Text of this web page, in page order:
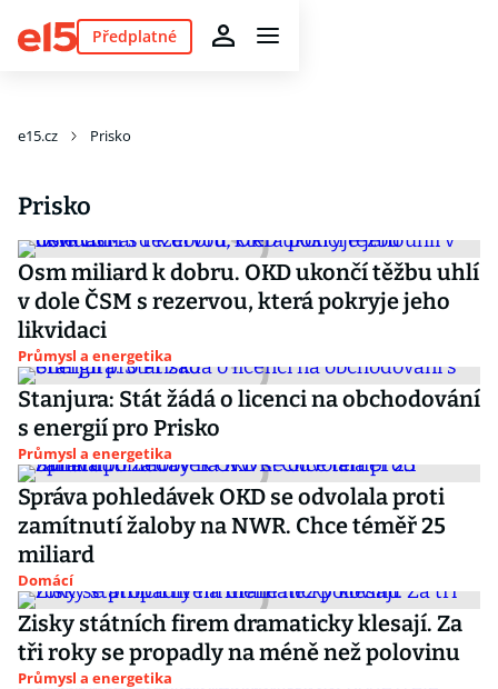
Předplatné
e15.cz Prisko
Prisko
Osm miliard k dobru. OKD ukončí těžbu uhlí
v dole ČSM s rezervou, která pokryje jeho
likvidaci
Průmysl a energetika
Stanjura: Stát žádá o licenci na obchodování
s energií pro Prisko
Průmysl a energetika
Správa pohledávek OKD se odvolala proti
zamítnutí žaloby na NWR. Chce téměř 25
miliard
Domácí
Zisky státních firem dramaticky klesají. Za
tři roky se propadly na méně než polovinu
Průmysl a energetika